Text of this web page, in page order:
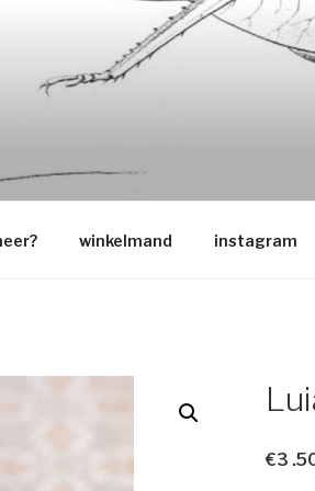
winkelmand instagram
€3